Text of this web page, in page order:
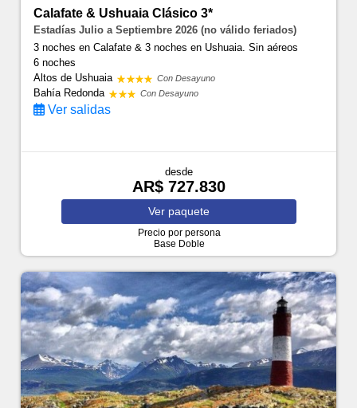
Calafate & Ushuaia Clásico 3*
Estadías Julio a Septiembre 2026 (no válido feriados)
3 noches en Calafate & 3 noches en Ushuaia. Sin aéreos
6 noches
Altos de Ushuaia
Con Desayuno
Bahía Redonda Con Desayuno
Ver salidas
desde
AR$ 727.830
Ver paquete
Precio por persona
Base Doble